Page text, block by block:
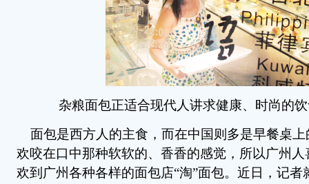
杂粮面包正适合现代人讲求健康、时尚的
面包是西方人的主食，而在中国则多是早餐桌上
欢咬在口中那种软软的、香香的感觉，所以广州
欢到广州各种各样的面包店“淘”面包。近日，记者